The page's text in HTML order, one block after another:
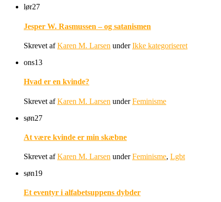
lør27
Jesper W. Rasmussen – og satanismen
Skrevet afKaren M. Larsen underIkke kategoriseret
ons13
Hvad er en kvinde?
Skrevet afKaren M. Larsen underFeminisme
søn27
At være kvinde er min skæbne
Skrevet afKaren M. Larsen underFeminisme, Lgbt
søn19
Et eventyr i alfabetsuppens dybder